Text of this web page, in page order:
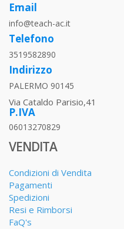
Email
info@teach-ac.it
Telefono
3519582890
Indirizzo
PALERMO 90145
Via Cataldo Parisio,41
P.IVA
06013270829
VENDITA
Condizioni di Vendita
Pagamenti
Spedizioni
Resi e Rimborsi
FaQ's